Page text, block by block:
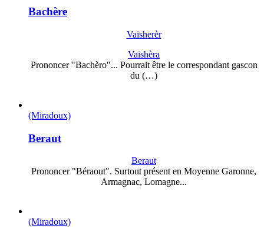
Bachère
Vaisherèr
Vaishèra
Prononcer "Bachèro"... Pourrait être le correspondant gascon
du (…)
(Miradoux)
Beraut
Beraut
Prononcer "Béraout". Surtout présent en Moyenne Garonne,
Armagnac, Lomagne...
(Miradoux)